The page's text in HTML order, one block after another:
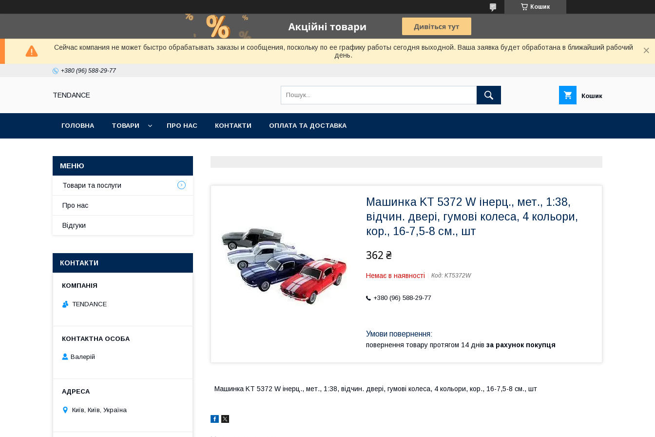
Кошик
Сейчас компания не может быстро обрабатывать заказы и сообщения, поскольку по ее графику работы сегодня выходной. Ваша заявка будет обработана в ближайший рабочий
день.
+380 (96) 588-29-77
TENDANCE Кошик
ГОЛОВНА ТОВАРИ ПРО НАС КОНТАКТИ ОПЛАТА ТА ДОСТАВКА
Машинка KT 5372 W інерц., мет., 1:38,
відчин. двері, гумові колеса, 4 кольори,
кор., 16-7,5-8 см., шт
362 ₴
Немає в наявності Код: KT5372W
+380 (96) 588-29-77
повернення товару протягом 14 днів за рахунок покупця
Машинка KT 5372 W інерц., мет., 1:38, відчин. двері, гумові колеса, 4 кольори, кор., 16-7,5-8 см., шт
Товари та послуги
Про нас
Відгуки
КОНТАКТИ
TENDANCE
Валерій
Київ, Київ, Україна